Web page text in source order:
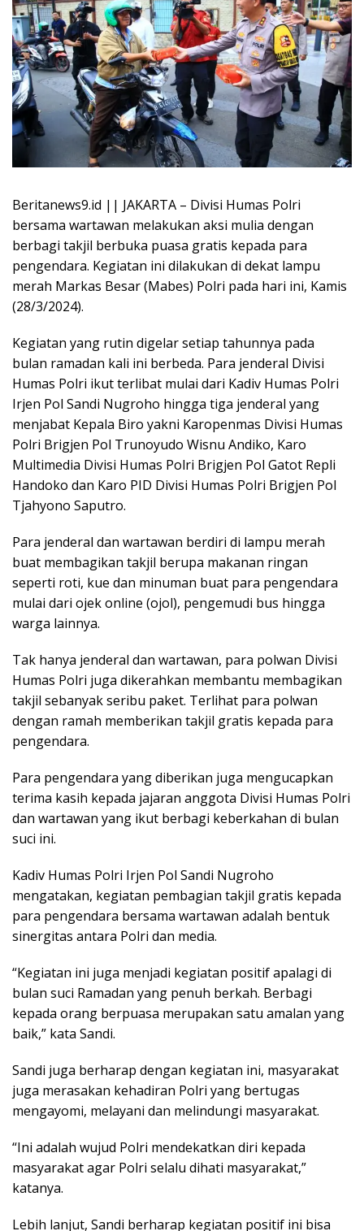
Beritanews9.id || JAKARTA – Divisi Humas Polri
bersama wartawan melakukan aksi mulia dengan
berbagi takjil berbuka puasa gratis kepada para
pengendara. Kegiatan ini dilakukan di dekat lampu
merah Markas Besar (Mabes) Polri pada hari ini, Kamis
(28/3/2024).
Kegiatan yang rutin digelar setiap tahunnya pada
bulan ramadan kali ini berbeda. Para jenderal Divisi
Humas Polri ikut terlibat mulai dari Kadiv Humas Polri
Irjen Pol Sandi Nugroho hingga tiga jenderal yang
menjabat Kepala Biro yakni Karopenmas Divisi Humas
Polri Brigjen Pol Trunoyudo Wisnu Andiko, Karo
Multimedia Divisi Humas Polri Brigjen Pol Gatot Repli
Handoko dan Karo PID Divisi Humas Polri Brigjen Pol
Tjahyono Saputro.
Para jenderal dan wartawan berdiri di lampu merah
buat membagikan takjil berupa makanan ringan
seperti roti, kue dan minuman buat para pengendara
mulai dari ojek online (ojol), pengemudi bus hingga
warga lainnya.
Tak hanya jenderal dan wartawan, para polwan Divisi
Humas Polri juga dikerahkan membantu membagikan
takjil sebanyak seribu paket. Terlihat para polwan
dengan ramah memberikan takjil gratis kepada para
pengendara.
Para pengendara yang diberikan juga mengucapkan
terima kasih kepada jajaran anggota Divisi Humas Polri
dan wartawan yang ikut berbagi keberkahan di bulan
suci ini.
Kadiv Humas Polri Irjen Pol Sandi Nugroho
mengatakan, kegiatan pembagian takjil gratis kepada
para pengendara bersama wartawan adalah bentuk
sinergitas antara Polri dan media.
“Kegiatan ini juga menjadi kegiatan positif apalagi di
bulan suci Ramadan yang penuh berkah. Berbagi
kepada orang berpuasa merupakan satu amalan yang
baik,” kata Sandi.
Sandi juga berharap dengan kegiatan ini, masyarakat
juga merasakan kehadiran Polri yang bertugas
mengayomi, melayani dan melindungi masyarakat.
“Ini adalah wujud Polri mendekatkan diri kepada
masyarakat agar Polri selalu dihati masyarakat,”
katanya.
Lebih lanjut, Sandi berharap kegiatan positif ini bisa